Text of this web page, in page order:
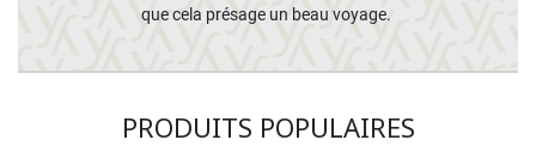
que cela présage un beau voyage.
PRODUITS POPULAIRES